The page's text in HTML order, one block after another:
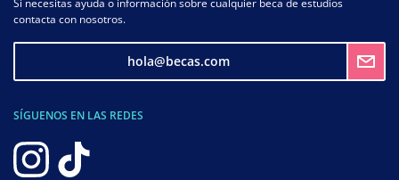
Si necesitas ayuda o información sobre cualquier beca de estudios
contacta con nosotros.
hola@becas.com
SÍGUENOS EN LAS REDES